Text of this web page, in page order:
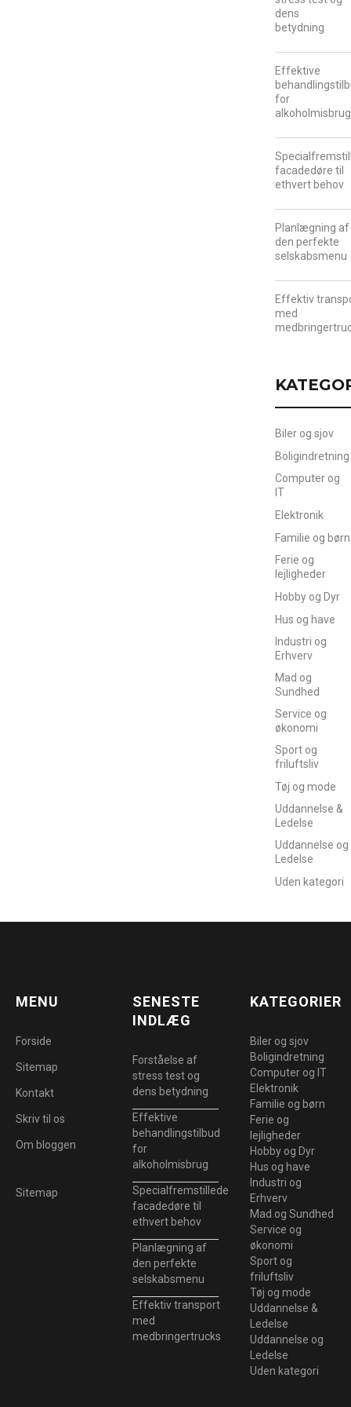
dens
betydning
Effektive
for
alkoholmisbrug
facadedøre til
ethvert behov
Planlægning af
den perfekte
selskabsmenu
Effektiv
med
Biler og sjov
Boligindretning
Computer og
IT
Elektronik
Familie og børn
Ferie og
lejligheder
Hobby og Dyr
Hus og have
Industri og
Erhverv
Mad og
Sundhed
Service og
økonomi
Sport og
friluftsliv
Tøj og mode
Uddannelse &
Ledelse
Uddannelse og
Ledelse
Uden kategori
MENU
Forside
Sitemap
Kontakt
Skriv til os
Om bloggen
Sitemap
SENESTE
INDLÆG
Forståelse af
stress test og
dens betydning
Effektive
behandlingstilbud
for
alkoholmisbrug
Specialfremstillede
facadedøre til
ethvert behov
Planlægning af
den perfekte
selskabsmenu
Effektiv transport
med
medbringertrucks
KATEGORIER
Biler og sjov
Boligindretning
Computer og IT
Elektronik
Familie og børn
Ferie og
lejligheder
Hobby og Dyr
Hus og have
Industri og
Erhverv
Mad og Sundhed
Service og
økonomi
Sport og
friluftsliv
Tøj og mode
Uddannelse &
Ledelse
Uddannelse og
Ledelse
Uden kategori